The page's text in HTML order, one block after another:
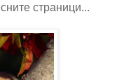
страници...